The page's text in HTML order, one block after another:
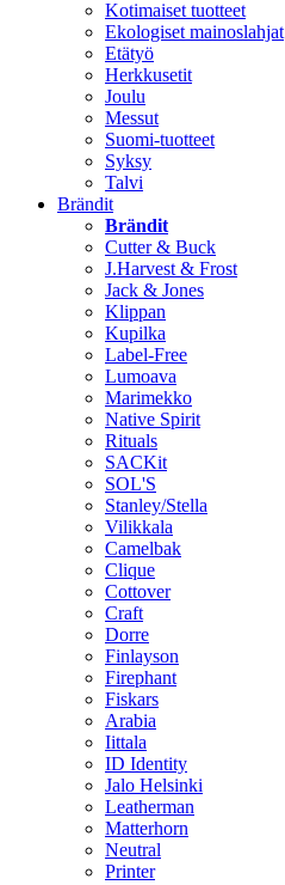
Kotimaiset tuotteet
Ekologiset mainoslahjat
Etätyö
Herkkusetit
Joulu
Messut
Suomi-tuotteet
Syksy
Talvi
Brändit
Brändit
Cutter & Buck
J.Harvest & Frost
Jack & Jones
Klippan
Kupilka
Label-Free
Lumoava
Marimekko
Native Spirit
Rituals
SACKit
SOL'S
Stanley/Stella
Vilikkala
Camelbak
Clique
Cottover
Craft
Dorre
Finlayson
Firephant
Fiskars
Arabia
Iittala
ID Identity
Jalo Helsinki
Leatherman
Matterhorn
Neutral
Printer